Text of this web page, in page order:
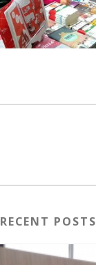
RECENT POSTS